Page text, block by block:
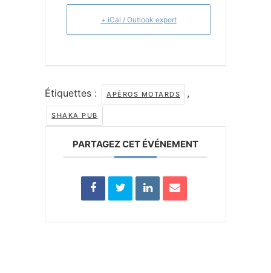
+ iCal / Outlook export
Étiquettes : APÉROS MOTARDS ,
SHAKA PUB
PARTAGEZ CET ÉVÉNEMENT